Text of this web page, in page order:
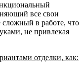
все свои
в работе, что
не привлекая
отделки, как: